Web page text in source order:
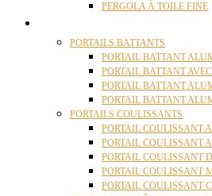
PERGOLA À TOILE FINE
PORTAILS BATTANTS
PORTAIL BATTANT
PORTAIL BATTANT
PORTAIL BATTANT
PORTAIL BATTANT
PORTAILS COULISSANTS
PORTAIL COULISSANT
PORTAIL COULISSANT
PORTAIL COULISSANT
PORTAIL COULISSANT
PORTAIL COULISSANT